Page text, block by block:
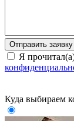
Я
Куда выбираем